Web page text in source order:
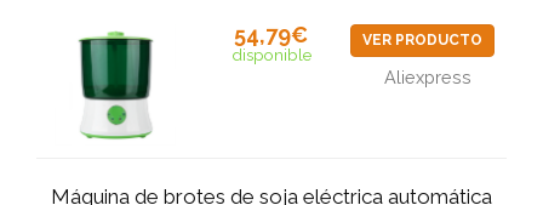
54,79€
disponible
VER PRODUCTO
Aliexpress
Máquina de brotes de soja eléctrica automática